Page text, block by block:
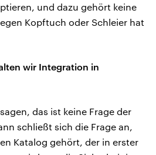
und dazu gehört keine
Kopftuch oder Schleier hat
wir Integration in
das ist keine Frage der
schließt sich die Frage an,
Katalog gehört, der in erster